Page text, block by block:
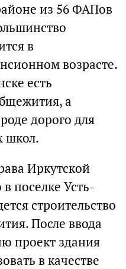
из 56 ФАПов
в
возрасте.
есть
а
дорого для
школ.
Иркутской
в поселке Усть-
строительство
После ввода
проект здания
в качестве